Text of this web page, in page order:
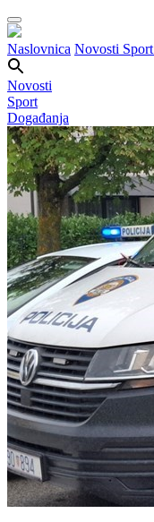
Naslovnica Novosti Sport
Novosti
Sport
Događanja